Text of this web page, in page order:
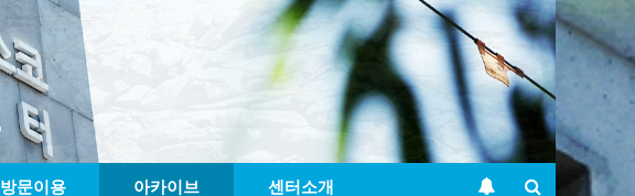
방문이용 아카이브 센터소개